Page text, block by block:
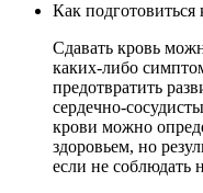
Как подготовиться
Сдавать кровь
каких-либо
предотвратить
сердечно-
крови можно
здоровьем, но
если не соблюдать